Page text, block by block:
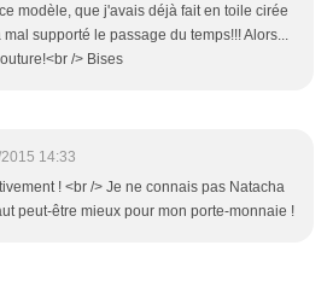
modèle, que j'avais déjà fait en toile cirée
mal supporté le passage du temps!!! Alors...
/> Bises
14:33
! <br /> Je ne connais pas Natacha
peut-être mieux pour mon porte-monnaie !